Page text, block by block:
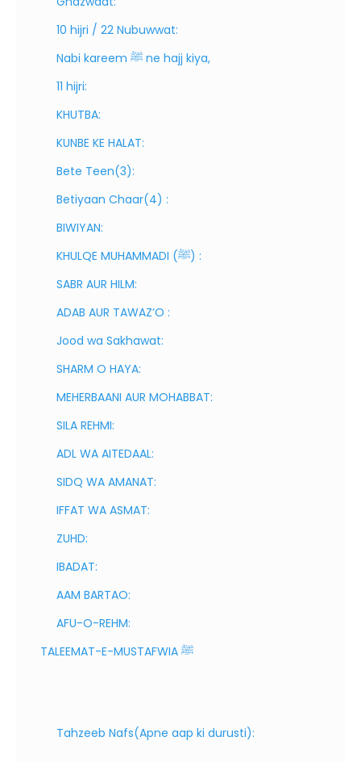
10 hijri / 22 Nubuwwat:
Nabi kareem ﷺ ne hajj kiya,
11 hijri:
KHUTBA:
KUNBE KE HALAT:
Bete Teen(3):
Betiyaan Chaar(4) :
BIWIYAN:
KHULQE MUHAMMADI (ﷺ) :
SABR AUR HILM:
ADAB AUR TAWAZ’O :
Jood wa Sakhawat:
SHARM O HAYA:
MEHERBAANI AUR MOHABBAT:
SILA REHMI:
ADL WA AITEDAAL:
SIDQ WA AMANAT:
IFFAT WA ASMAT:
ZUHD:
IBADAT:
AAM BARTAO:
AFU-O-REHM:
TALEEMAT-E-MUSTAFWIA ﷺ
Tahzeeb Nafs(Apne aap ki durusti):